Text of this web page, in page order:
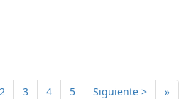
2 3 4 5 Siguiente > »